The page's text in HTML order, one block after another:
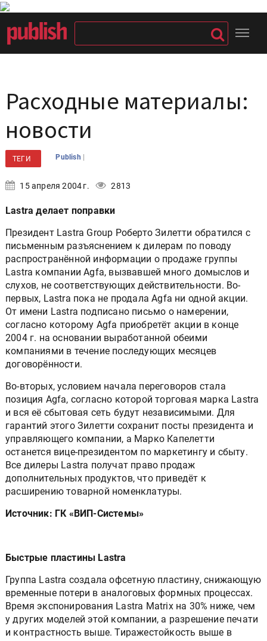
Расходные материалы:
новости
письменным разъяснением к дилерам по поводу
распространённой информации о продаже группы
Lastra компании Аgfа, вызвавшей много домыслов и
слухов, не соответствующих действительности. Во-
первых, Lastra пока не продала Agfa ни одной акции.
От имени Lastra подписано письмо о намерении,
согласно которому Agfa приобретёт акции в конце
2004 г. на основании выработанной обеими
компаниями в течение последующих месяцев
договорённости.
позиция Agfa, согласно которой торговая марка Lastra
и вся её сбытовая сеть будут независимыми. Для
гарантий этого Зилетти сохранит посты президента и
управляющего компании, а Марко Капелетти
останется вице-президентом по маркетингу и сбыту.
Все дилеры Lastra получат право продаж
дополнительных продуктов, что приведёт к
расширению товарной номенклатуры.
временные потери в аналоговых формных процессах.
Время экспонирования Lastra Matrix на 30% ниже, чем
у других моделей этой компании, а разрешение печати
и контрастность выше. Тиражестойкость выше в
среднем на 30% и достигает 200 000 отт. Результат